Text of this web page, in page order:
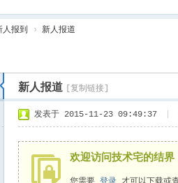
人报到 › 新人报道
新人报道 [复制链接]
发表于 2015-11-23 09:49:37
欢迎访问技术宅的结界